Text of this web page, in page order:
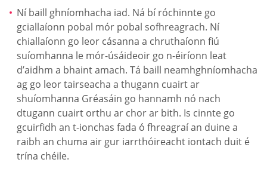
Ní baill ghníomhacha iad. Ná bí róchinnte go
gciallaíonn pobal mór pobal sofhreagrach. Ní
chiallaíonn go leor cásanna a chruthaíonn fiú
suíomhanna le mór-úsáideoir go n-éiríonn leat
d’aidhm a bhaint amach. Tá baill neamhghníomhacha
ag go leor tairseacha a thugann cuairt ar
shuíomhanna Gréasáin go hannamh nó nach
dtugann cuairt orthu ar chor ar bith. Is cinnte go
gcuirfidh an t-ionchas fada ó fhreagraí an duine a
raibh an chuma air gur iarrthóireacht iontach duit é
trína chéile.